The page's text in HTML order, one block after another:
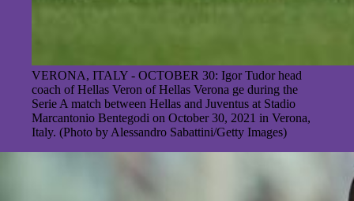
VERONA, ITALY - OCTOBER 30: Igor Tudor head
coach of Hellas Veron of Hellas Verona ge during the
Serie A match between Hellas and Juventus at Stadio
Marcantonio Bentegodi on October 30, 2021 in Verona,
Italy. (Photo by Alessandro Sabattini/Getty Images)